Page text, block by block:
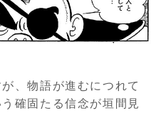
、物語が進むにつれて
確固たる信念が垣間見